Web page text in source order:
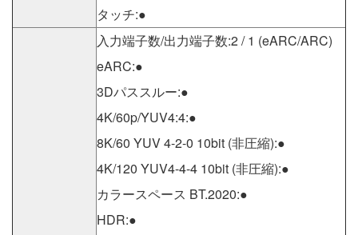
タッチ:●
入力端子数/出力端子数:2 / 1 (eARC/ARC)
eARC:●
3Dパススルー:●
4K/60p/YUV4:4:●
8K/60 YUV 4-2-0 10bit (非圧縮):●
4K/120 YUV4-4-4 10bit (非圧縮):●
カラースペース BT.2020:●
HDR:●